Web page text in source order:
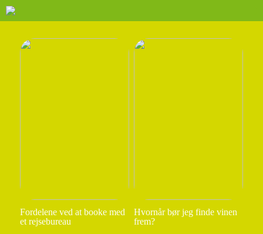
Fordelene ved at booke med
et rejsebureau
Hvornår bør jeg finde vinen
frem?